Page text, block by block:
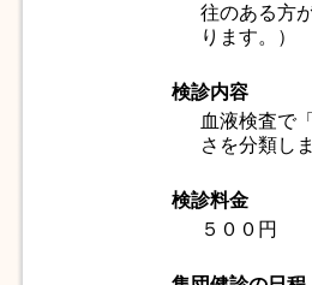
往のある方
ります。）
検診内容
血液検査で
さを分類し
検診料金
５００円